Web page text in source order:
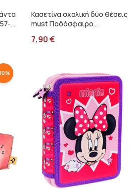
Κασετίνα σχολική δύο θέσεις
must Ποδόσφαιρο
7,90€
10%